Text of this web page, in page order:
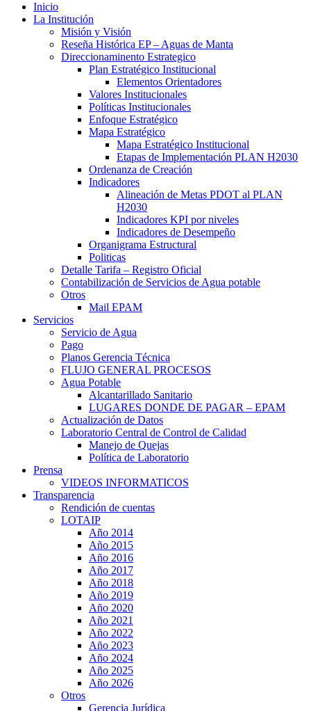
Inicio
La Institución
Misión y Visión
Reseña Histórica EP – Aguas de Manta
Direccionaminento Estrategico
Plan Estratégico Institucional
Elementos Orientadores
Valores Institucionales
Políticas Institucionales
Enfoque Estratégico
Mapa Estratégico
Mapa Estratégico Institucional
Etapas de Implementación PLAN H2030
Ordenanza de Creación
Indicadores
Alineación de Metas PDOT al PLAN
H2030
Indicadores KPI por niveles
Indicadores de Desempeño
Organigrama Estructural
Politicas
Detalle Tarifa – Registro Oficial
Contabilización de Servicios de Agua potable
Otros
Mail EPAM
Servicios
Servicio de Agua
Pago
Planos Gerencia Técnica
FLUJO GENERAL PROCESOS
Agua Potable
Alcantarillado Sanitario
LUGARES DONDE DE PAGAR – EPAM
Actualización de Datos
Laboratorio Central de Control de Calidad
Manejo de Quejas
Política de Laboratorio
Prensa
VIDEOS INFORMATICOS
Transparencia
Rendición de cuentas
LOTAIP
Año 2014
Año 2015
Año 2016
Año 2017
Año 2018
Año 2019
Año 2020
Año 2021
Año 2022
Año 2023
Año 2024
Año 2025
Año 2026
Otros
Gerencia Jurídica